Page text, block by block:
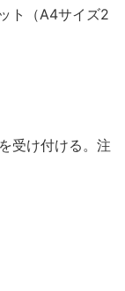
ト（A4サイズ2
受け付ける。注